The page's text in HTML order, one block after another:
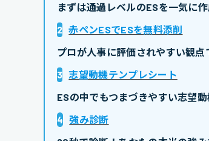
まずは通過レベルのESを一気に
2 赤ペンESでESを無料添削
プロが人事に評価されやすい観
3 志望動機テンプレシート
ESの中でもつまづきやすい志望
4 強み診断